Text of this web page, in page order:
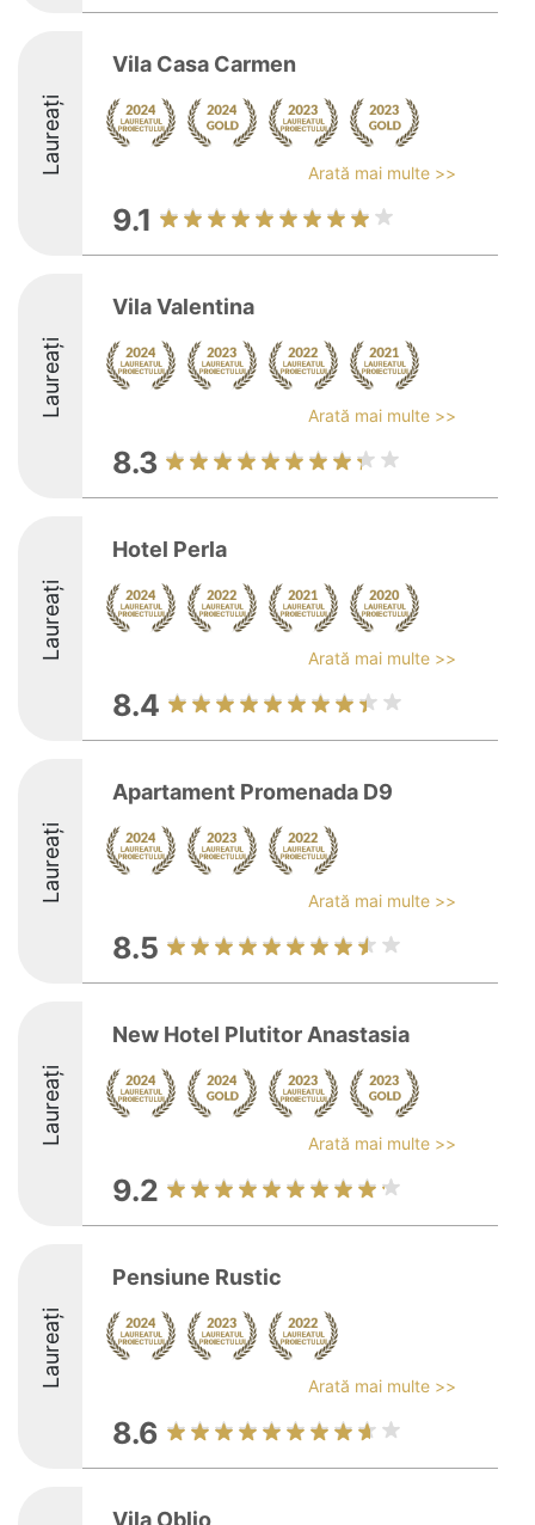
Laureați
Vila Casa Carmen
Arată mai multe >>
9.1
Laureați
Vila Valentina
Arată mai multe >>
8.3
Laureați
Hotel Perla
Arată mai multe >>
8.4
Laureați
Apartament Promenada D9
Arată mai multe >>
8.5
Laureați
New Hotel Plutitor Anastasia
Arată mai multe >>
9.2
Laureați
Pensiune Rustic
Arată mai multe >>
8.6
Vila Oblio